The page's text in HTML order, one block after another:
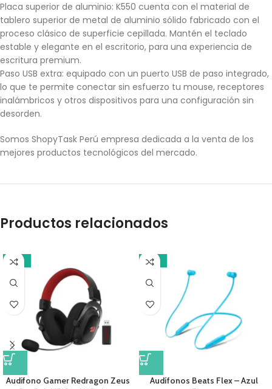
Placa superior de aluminio: K550 cuenta con el material de
tablero superior de metal de aluminio sólido fabricado con el
proceso clásico de superficie cepillada. Mantén el teclado
estable y elegante en el escritorio, para una experiencia de
escritura premium.
Paso USB extra: equipado con un puerto USB de paso integrado,
lo que te permite conectar sin esfuerzo tu mouse, receptores
inalámbricos y otros dispositivos para una configuración sin
desorden.
Somos ShopyTask Perú empresa dedicada a la venta de los
mejores productos tecnológicos del mercado.
Productos relacionados
-18%
Audifono Gamer Redragon Zeus
-18%
Audífonos Beats Flex – Azul